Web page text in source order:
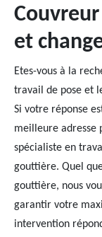
et
Etes-vous à la
travail de pose et
Si votre réponse
meilleure adresse
spécialiste en
gouttière. Quel
gouttière, nous
garantir votre
intervention